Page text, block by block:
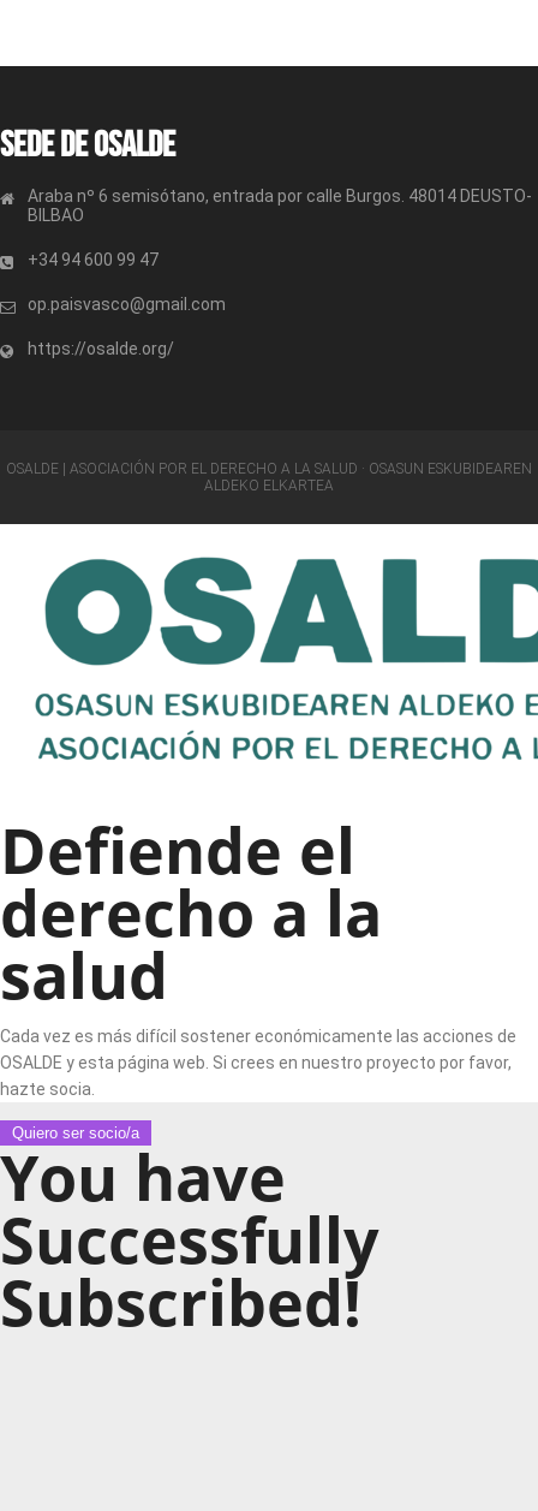
Sede de OSALDE
Araba nº 6 semisótano, entrada por calle Burgos. 48014 DEUSTO-
BILBAO
+34 94 600 99 47
op.paisvasco@gmail.com
https://osalde.org/
OSALDE | ASOCIACIÓN POR EL DERECHO A LA SALUD · OSASUN ESKUBIDEAREN
ALDEKO ELKARTEA
Defiende el
derecho a la
salud
Cada vez es más difícil sostener económicamente las acciones de
OSALDE y esta página web. Si crees en nuestro proyecto por favor,
hazte socia.
Quiero ser socio/a
You have
Successfully
Subscribed!